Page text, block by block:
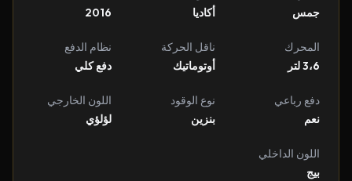
جمس
أكاديا
2016
المحرك
3،6 لتر
ناقل الحركة
أوتوماتيك
نظام الدفع
دفع كلي
دفع رباعي
نعم
نوع الوقود
بنزين
اللون الخارجي
لؤلؤي
اللون الداخلي
بيج